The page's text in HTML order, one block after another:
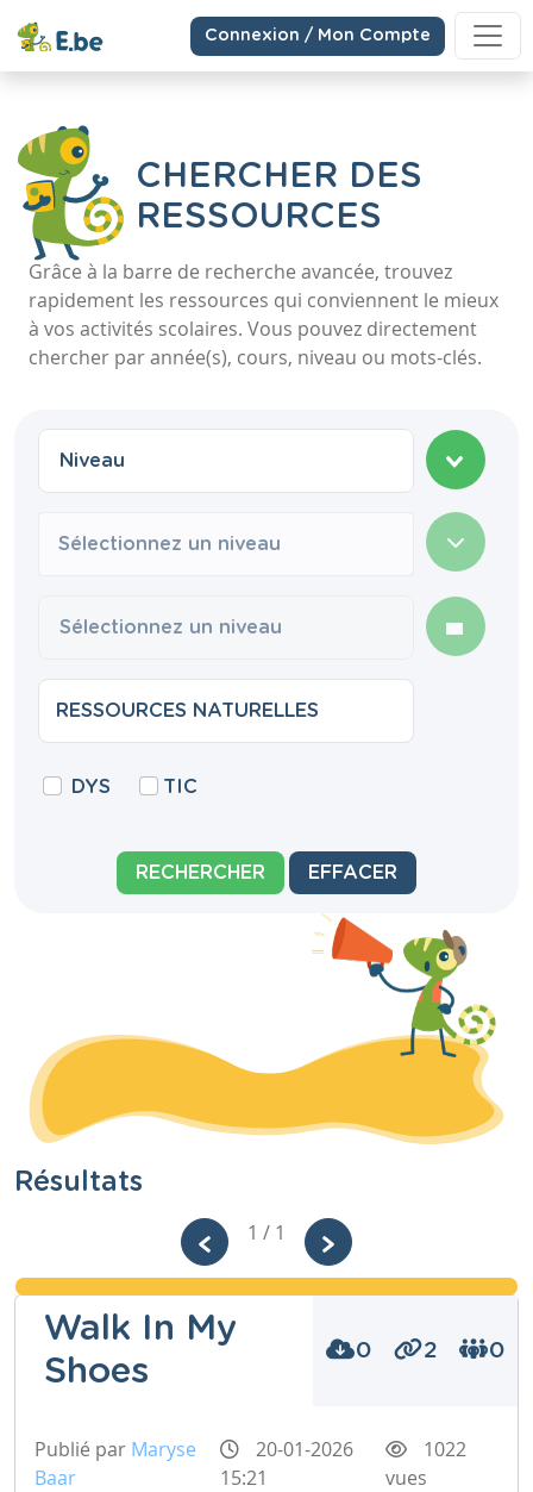
Connexion / Mon Compte
CHERCHER DES
RESSOURCES
Grâce à la barre de recherche avancée, trouvez
rapidement les ressources qui conviennent le mieux
à vos activités scolaires. Vous pouvez directement
chercher par année(s), cours, niveau ou mots-clés.
Sélectionnez un niveau
DYS TIC
RECHERCHER EFFACER
Résultats
1 / 1
Walk In My
Shoes
0 2 0
Publié par Maryse
Baar
20-01-2026
15:21
1022
vues